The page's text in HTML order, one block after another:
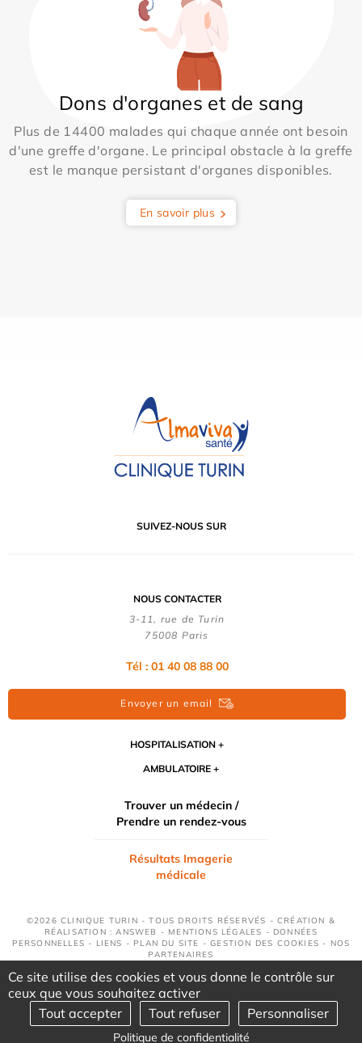
Dons d'organes et de sang
Plus de 14400 malades qui chaque année ont besoin
d'une greffe d'organe. Le principal obstacle à la greffe
est le manque persistant d'organes disponibles.
En savoir plus
SUIVEZ-NOUS SUR
NOUS CONTACTER
3-11, rue de Turin
75008 Paris
Tél : 01 40 08 88 00
Envoyer un email
HOSPITALISATION
AMBULATOIRE
Trouver un médecin /
Prendre un rendez-vous
Résultats Imagerie
médicale
©2026 CLINIQUE TURIN - TOUS DROITS RÉSERVÉS - CRÉATION &
RÉALISATION : ANSWEB - MENTIONS LÉGALES - DONNÉES
PERSONNELLES - LIENS - PLAN DU SITE -GESTION DES COOKIES - NOS
PARTENAIRES
Ce site utilise des cookies et vous donne le contrôle sur
ceux que vous souhaitez activer
Tout accepter
Tout refuser Personnaliser
Politique de confidentialité